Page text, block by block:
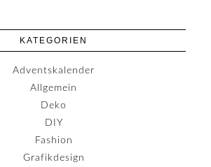
KATEGORIEN
Adventskalender
Allgemein
Deko
DIY
Fashion
Grafikdesign